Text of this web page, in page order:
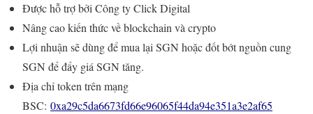
Được hỗ trợ bởi Công ty Click Digital
Nâng cao kiến thức về blockchain và crypto
Lợi nhuận sẽ dùng để mua lại SGN hoặc đốt bớt nguồn cung
SGN để đẩy giá SGN tăng.
Địa chỉ token trên mạng
BSC: 0xa29c5da6673fd66e96065f44da94e351a3e2af65